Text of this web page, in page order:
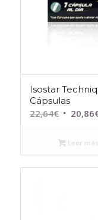
Isostar
Cápsulas
22,64€ El
original
era:
22,64€.
20,86
Leer más